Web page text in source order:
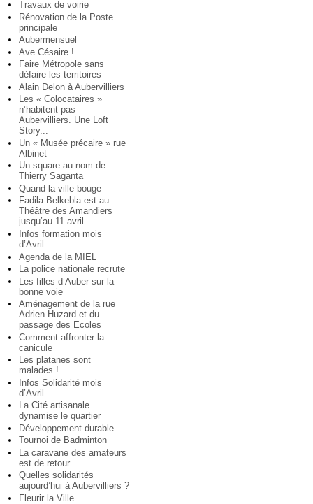
Travaux de voirie
Rénovation de la Poste
principale
Aubermensuel
Ave Césaire !
Faire Métropole sans
défaire les territoires
Alain Delon à Aubervilliers
Les « Colocataires »
n’habitent pas
Aubervilliers. Une Loft
Story...
Un « Musée précaire » rue
Albinet
Un square au nom de
Thierry Saganta
Quand la ville bouge
Fadila Belkebla est au
Théâtre des Amandiers
jusqu’au 11 avril
Infos formation mois
d’Avril
Agenda de la MIEL
La police nationale recrute
Les filles d’Auber sur la
bonne voie
Aménagement de la rue
Adrien Huzard et du
passage des Ecoles
Comment affronter la
canicule
Les platanes sont
malades !
Infos Solidarité mois
d’Avril
La Cité artisanale
dynamise le quartier
Développement durable
Tournoi de Badminton
La caravane des amateurs
est de retour
Quelles solidarités
aujourd’hui à Aubervilliers ?
Fleurir la Ville